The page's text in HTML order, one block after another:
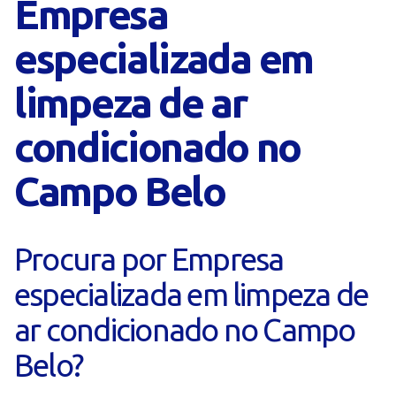
Empresa
especializada em
limpeza de ar
condicionado no
Campo Belo
Procura por Empresa
especializada em limpeza de
ar condicionado no Campo
Belo?